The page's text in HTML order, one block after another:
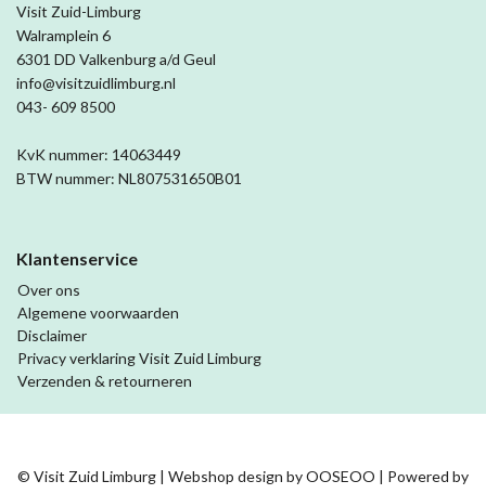
Visit Zuid-Limburg
Walramplein 6
6301 DD Valkenburg a/d Geul
info@visitzuidlimburg.nl
043- 609 8500
KvK nummer: 14063449
BTW nummer: NL807531650B01
Klantenservice
Over ons
Algemene voorwaarden
Disclaimer
Privacy verklaring Visit Zuid Limburg
Verzenden & retourneren
© Visit Zuid Limburg | Webshop design byOOSEOO | Powered by